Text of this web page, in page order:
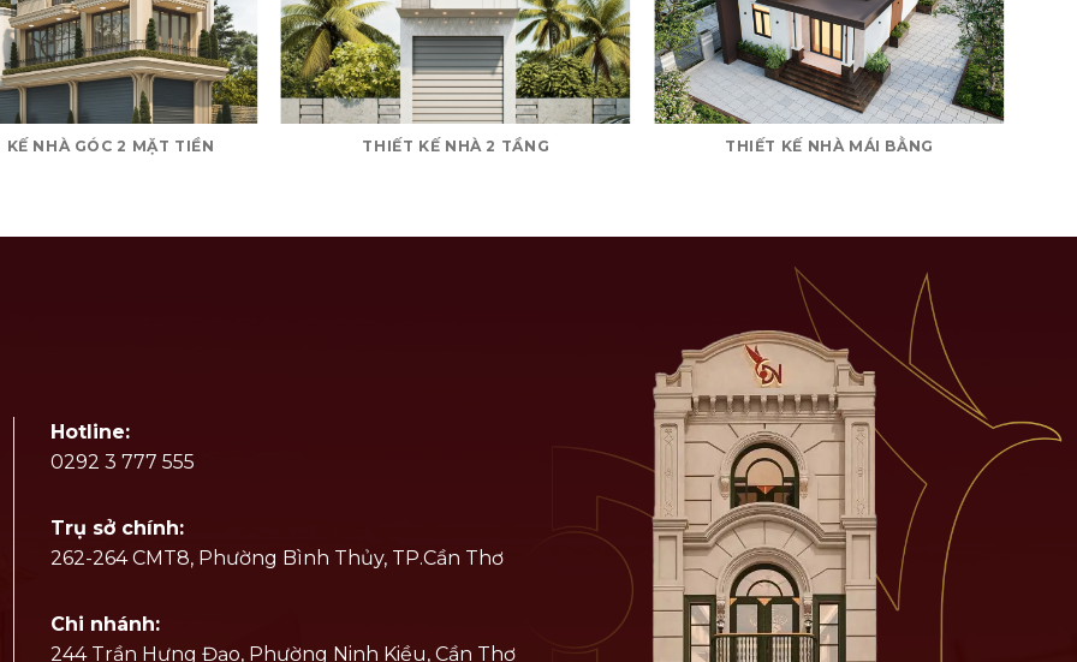
KẾ NHÀ GÓC 2 MẶT TIỀN THIẾT KẾ NHÀ 2 TẦNG THIẾT KẾ NHÀ MÁI BẰNG
Hotline:
0292 3 777 555
Trụ sở chính:
262-264 CMT8, Phường Bình Thủy, TP.Cần Thơ
Chi nhánh:
244 Trần Hưng Đạo, Phường Ninh Kiều, Cần Thơ